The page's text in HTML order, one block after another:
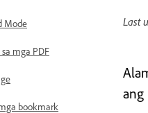
Mode
mga PDF
bookmark
Last
ang